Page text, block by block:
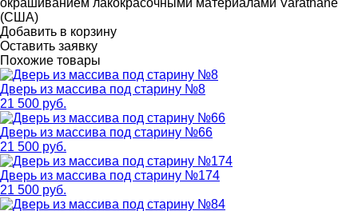
(США)
Добавить в корзину
Оставить заявку
Похожие товары
Дверь из массива под старину №8
21 500 руб.
Дверь из массива под старину №66
21 500 руб.
Дверь из массива под старину №174
21 500 руб.